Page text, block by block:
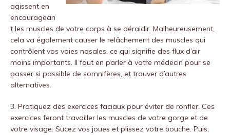
agissent en
encouragean
t les muscles de votre corps à se déraidir. Malheureusement,
cela va également causer le relâchement des muscles qui
contrôlent vos voies nasales, ce qui signifie des flux d’air
moins importants. Il faut en parler à votre médecin pour se
passer si possible de somnifères, et trouver d’autres
alternatives.
3. Pratiquez des exercices faciaux pour éviter de ronfler. Ces
exercices feront travailler les muscles de votre gorge et de
votre visage. Sucez vos joues et plissez votre bouche. Puis,